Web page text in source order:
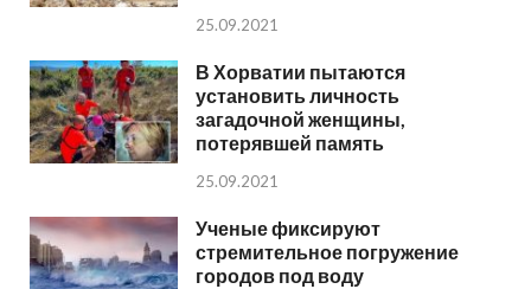
25.09.2021
В Хорватии пытаются
установить личность
загадочной женщины,
потерявшей память
25.09.2021
Ученые фиксируют
стремительное погружение
городов под воду